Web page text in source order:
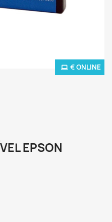
€ ONLINE
EPSON